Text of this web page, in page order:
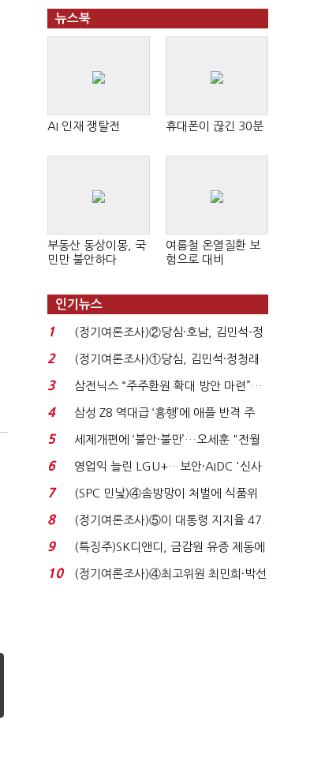
뉴스북
AI 인재 쟁탈전 휴대폰이 끊긴 30분
부동산 동상이몽, 국
민만 불안하다
여름철 온열질환 보
험으로 대비
인기뉴스
1
(정기여론조사)②당심·호남, 김민석-정
청래 '초접전'...
2
(정기여론조사)①당심, 김민석·정청래
'초접전'…대통령 ...
3
삼전닉스 “주주환원 확대 방안 마련”…
로이터에 성명...
4
삼성 Z8 역대급 ‘흥행’에 애플 반격 주
목…9월 ‘폴...
5
세제개편에 ‘불안·불만’…오세훈 "전월
세 구하기 더 ...
6
영업익 늘린 LGU+…보안·AIDC '신사
업 드라이브'...
7
(SPC 민낯)④솜방망이 처벌에 식품위
생법 위반 반복...
8
(정기여론조사)⑤이 대통령 지지율 47.
7%…일주일 만에 ...
9
(특징주)SK디앤디, 금감원 유증 제동에
장 초반 상한가...
10
(정기여론조사)④최고위원 최민희·박선